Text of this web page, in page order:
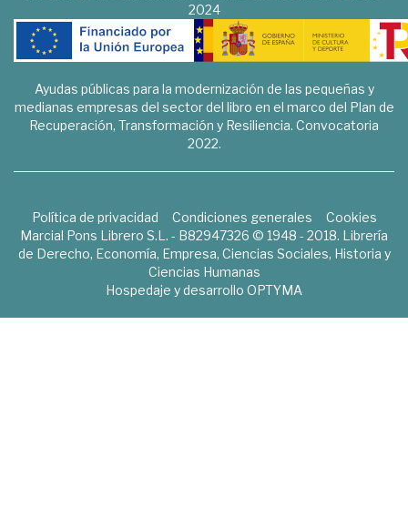
2024
Ayudas públicas para la modernización de las pequeñas y
medianas empresas del sector del libro en el marco del Plan de
Recuperación, Transformación y Resiliencia. Convocatoria
2022.
Política de privacidad Condiciones generales
Cookies
Marcial Pons Librero S.L. - B82947326 © 1948 - 2018. Librería
de Derecho, Economía, Empresa, Ciencias Sociales, Historia y
Ciencias Humanas
Hospedaje y desarrollo OPTYMA